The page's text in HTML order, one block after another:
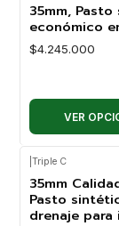
35mm,
económico
$4.245.000
VER
Triple C
35mm
Pasto
drenaje